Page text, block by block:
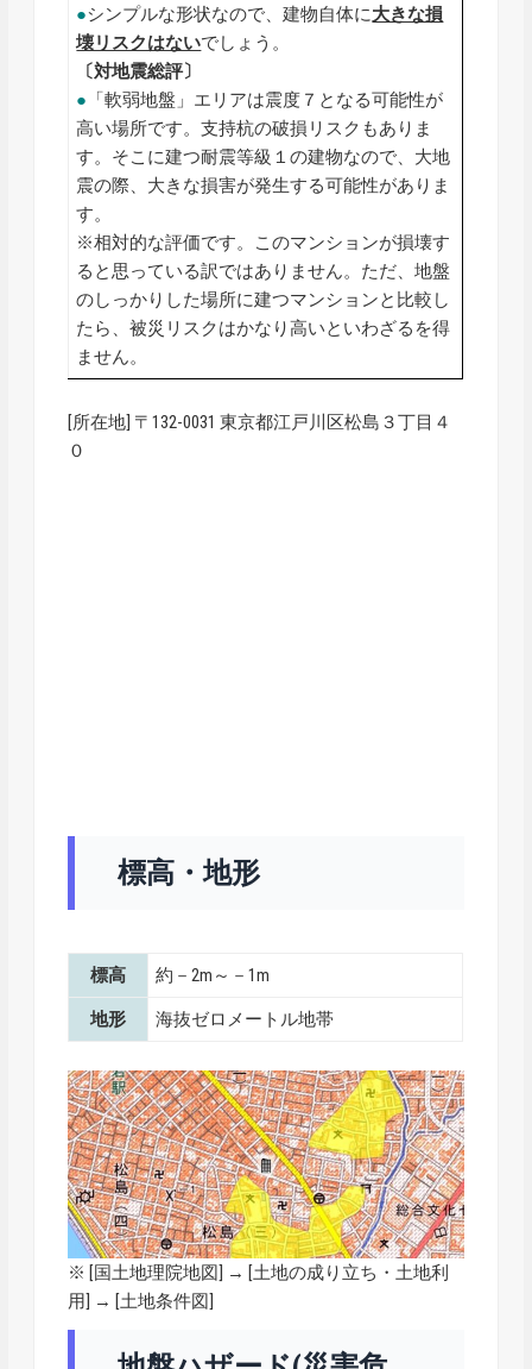
●シンプルな形状なので、建物自体に大きな損
壊リスクはないでしょう。
〔対地震総評〕
● 「軟弱地盤」エリアは震度７となる可能性が
高い場所です。支持杭の破損リスクもありま
す。そこに建つ耐震等級１の建物なので、大地
震の際、大きな損害が発生する可能性がありま
す。
※相対的な評価です。このマンションが損壊す
ると思っている訳ではありません。ただ、地盤
のしっかりした場所に建つマンションと比較し
たら、被災リスクはかなり高いといわざるを得
ません。
[所在地] 〒132-0031 東京都江戸川区松島３丁目４
０
標高・地形
標高 約－2m～－1m
地形 海抜ゼロメートル地帯
※ [ 国土地理院地図
] → [土地の成り立ち・土地利
用] → [土地条件図]